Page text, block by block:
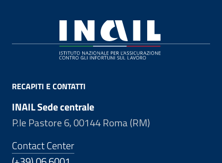
RECAPITI E CONTATTI
INAIL Sede centrale
P.le Pastore 6, 00144 Roma (RM)
Contact Center